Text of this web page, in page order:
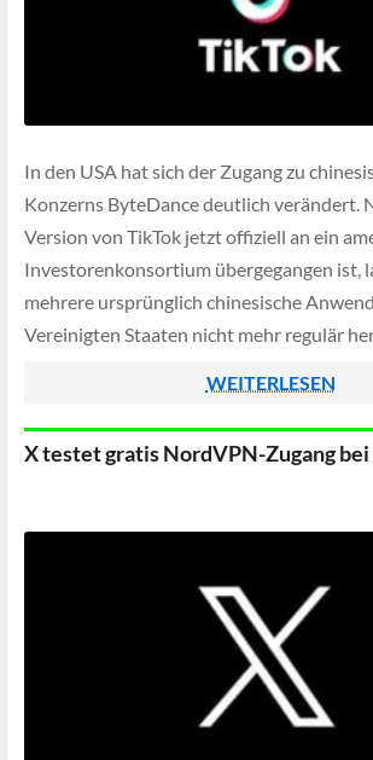
In den USA hat sich der Zugang zu
Konzerns ByteDance deutlich verändert.
Version von TikTok jetzt offiziell an ein
Investorenkonsortium übergegangen ist,
mehrere ursprünglich chinesische
Vereinigten Staaten nicht mehr regulär
Hinweis, dass die App in […]
WEITERLESEN
X testet gratis NordVPN-Zugang